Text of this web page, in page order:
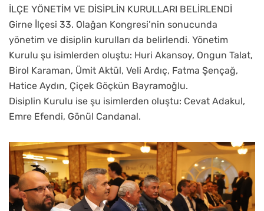
İLÇE YÖNETİM VE DİSİPLİN KURULLARI BELİRLENDİ
Girne İlçesi 33. Olağan Kongresi’nin sonucunda
yönetim ve disiplin kurulları da belirlendi. Yönetim
Kurulu şu isimlerden oluştu: Huri Akansoy, Ongun Talat,
Birol Karaman, Ümit Aktül, Veli Ardıç, Fatma Şençağ,
Hatice Aydın, Çiçek Göçkün Bayramoğlu.
Disiplin Kurulu ise şu isimlerden oluştu: Cevat Adakul,
Emre Efendi, Gönül Candanal.